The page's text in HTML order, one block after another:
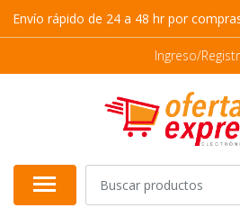
Envío rápido de 24 a 48 hr por
Ingreso/